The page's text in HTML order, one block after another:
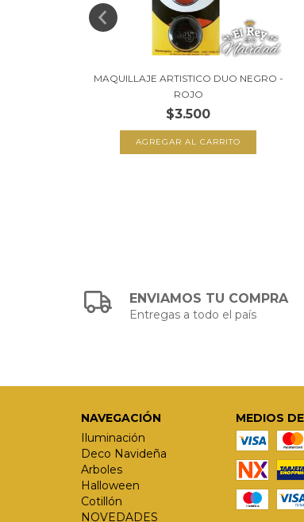
MAQUILLAJE ARTISTICO DUO NEGRO -
ROJO
$3.500
ENVIAMOS TU COMPRA
Entregas a todo el país
NAVEGACIÓN
Iluminación
Deco Navideña
Arboles
Halloween
Cotillón
NOVEDADES
MEDIOS